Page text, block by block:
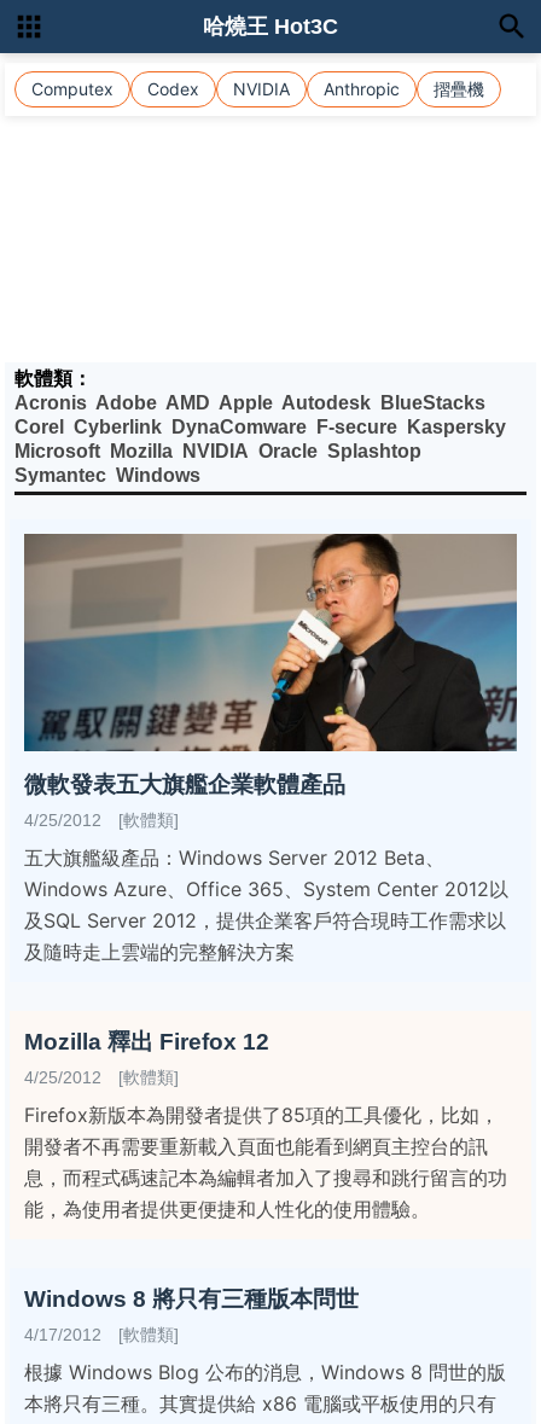
Computex Codex NVIDIA Anthropic 摺疊機
哈燒王 Hot3C
軟體類：
Acronis Adobe AMD Apple Autodesk
BlueStacks
Corel
Cyberlink DynaComware F-secure
Kaspersky
Microsoft
Mozilla NVIDIA Oracle Splashtop
Symantec Windows
微軟發表五大旗艦企業軟體產品
4/25/2012 [軟體類]
五大旗艦級產品：Windows Server 2012 Beta、
Windows Azure、Office 365、System Center 2012以
及SQL Server 2012，提供企業客戶符合現時工作需求以
及隨時走上雲端的完整解決方案
Mozilla 釋出 Firefox 12
4/25/2012 [軟體類]
Firefox新版本為開發者提供了85項的工具優化，比如，
開發者不再需要重新載入頁面也能看到網頁主控台的訊
息，而程式碼速記本為編輯者加入了搜尋和跳行留言的功
能，為使用者提供更便捷和人性化的使用體驗。
Windows 8 將只有三種版本問世
4/17/2012 [軟體類]
根據 Windows Blog 公布的消息，Windows 8 問世的版
本將只有三種。其實提供給 x86 電腦或平板使用的只有